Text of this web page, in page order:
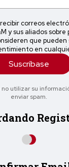
correos
y sus aliados
que pueden
en
Suscríbase
utilizar su
enviar spam.